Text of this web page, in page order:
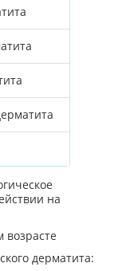
на
возрасте
дерматита: